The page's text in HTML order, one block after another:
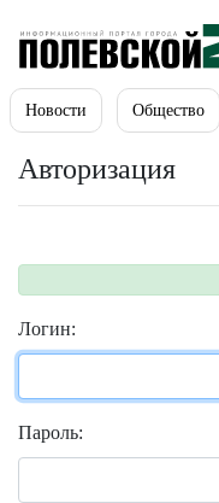
Новости Общество
Авторизация
Логин:
Пароль: